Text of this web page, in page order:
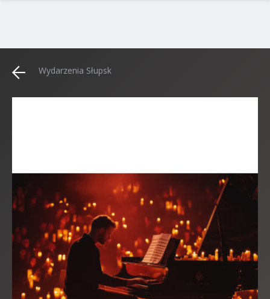
Wydarzenia Słupsk